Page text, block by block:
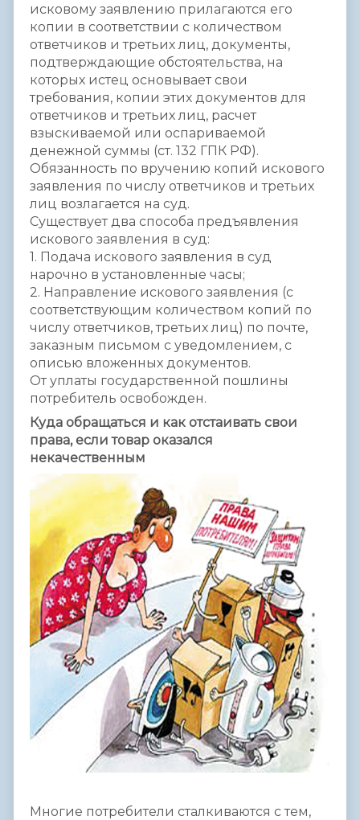
исковому заявлению прилагаются его
копии в соответствии с количеством
ответчиков и третьих лиц, документы,
подтверждающие обстоятельства, на
которых истец основывает свои
требования, копии этих документов для
ответчиков и третьих лиц, расчет
взыскиваемой или оспариваемой
денежной суммы (ст. 132 ГПК РФ).
Обязанность по вручению копий искового
заявления по числу ответчиков и третьих
лиц возлагается на суд.
Существует два способа предъявления
искового заявления в суд:
1. Подача искового заявления в суд
нарочно в установленные часы;
2. Направление искового заявления (с
соответствующим количеством копий по
числу ответчиков, третьих лиц) по почте,
заказным письмом с уведомлением, с
описью вложенных документов.
От уплаты государственной пошлины
потребитель освобожден.
Куда обращаться и как отстаивать свои
права, если товар оказался
некачественным
Многие потребители сталкиваются с тем,